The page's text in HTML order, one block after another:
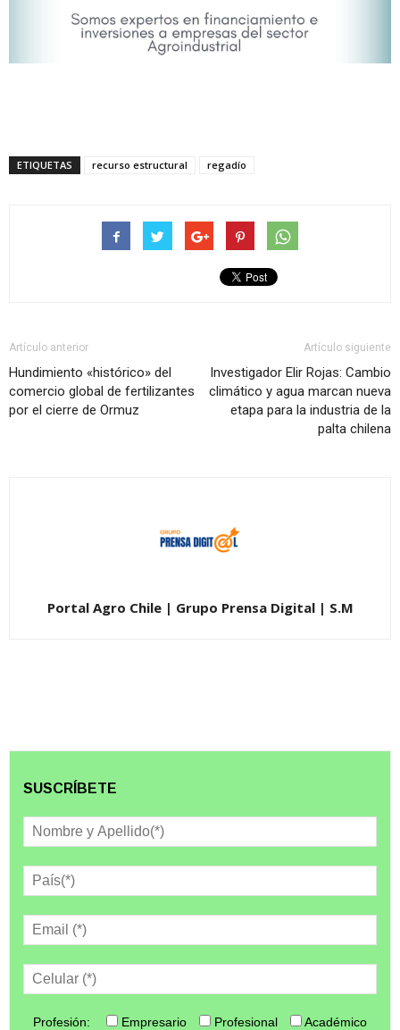
ETIQUETAS recurso estructural regadío
Artículo anterior
Hundimiento «histórico» del
comercio global de fertilizantes
por el cierre de Ormuz
Artículo siguiente
Investigador Elir Rojas: Cambio
climático y agua marcan nueva
etapa para la industria de la
palta chilena
Portal Agro Chile | Grupo Prensa Digital | S.M
SUSCRÍBETE
Profesión: Empresario Profesional
Académico